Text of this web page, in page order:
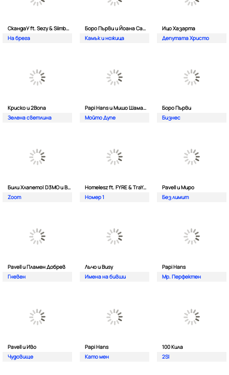
СкандаУ ft. Sezy & Siimbad
На брега
Боро Първи и Йоана Сашова
Камък и ножица
Ицо Хазарта
Депутата Христо
Криско и 2Bona
Зелена светлина
Papi Hans и Мишо Шамара
Мойто Дупе
Боро Първи
Бизнес
Били Хлапето| D3MO и BREVIS
Zoom
Homelesz ft. FYRE & TraYan
Номер 1
Pavell и Миро
Без лимит
Pavell и Пламен Добрев
Гневен
Лъчо и Busy
Имена на бивши
Papi Hans
Мр. Перфектен
Pavell и Иво
Чудовище
Papi Hans
Като мен
100 Кила
2SI